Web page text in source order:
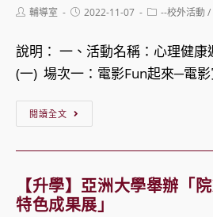
「探
未
來
體、
生
聽
力
暨
治
療
學
系
Post輔導室
Post2022-11-07
Post--校外活動/
說明： 一、活動名稱：心理健康
(一) 場次一：電影Fun起來─電
閱讀全文
彰
化
高
【升學】亞洲大學舉辦「
特色成果展」